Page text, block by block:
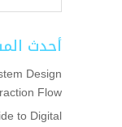
أحدث
Design
Flow
to Digital